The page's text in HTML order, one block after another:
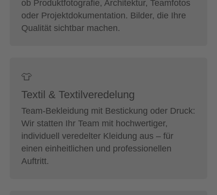
ob Produktfotografie, Architektur, Teamfotos
oder Projektdokumentation. Bilder, die Ihre
Qualität sichtbar machen.
👕
Textil & Textilveredelung
Team-Bekleidung mit Bestickung oder Druck:
Wir statten Ihr Team mit hochwertiger,
individuell veredelter Kleidung aus – für
einen einheitlichen und professionellen
Auftritt.